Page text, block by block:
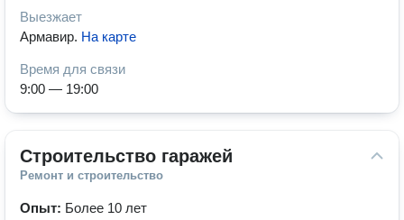
Выезжает
Армавир. На карте
Время для связи
9:00 — 19:00
Строительство гаражей
Ремонт и строительство
Опыт: Более 10 лет